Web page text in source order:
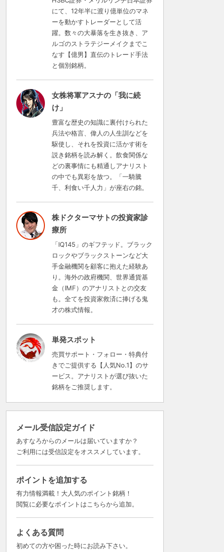
にて、12年半に渡り億単位のマネ
ーを動かすトレーダーとして活
躍。数々の大暴落を生き抜き、ア
ルゴのストラテジーメイクまでこ
なす【億男】直伝のトレード手法
と個別銘柄。
女株将軍アスナの「我に続
け」
豊富な歴史の知識に裏付けられた
兵法や格言、偉人の人生訓などを
駆使し、それを投資に活かす術を
説き銘柄を読み解く。飲食関係な
どの裏事情にも精通しアナリスト
の中でも異彩を放つ。「一騎騰
千、利食い千人力」が座右の銘。
株ドクターマサトの投資家診
療所
「IQ145」のギフテッド。ブラック
ロックやブラックストーンなど大
手金融機関を顧客に抱えた経験あ
り。海外の政府機関、世界通貨基
金（IMF）のアナリストとの交友
も。全てを投資家救済に捧げる鬼
才の株式情報。
単発スポット
売買サポート・フォロー・特典付
きでご提供する【人気No.1】のサ
ービス。アナリストが選び抜いた
銘柄をご推奨します。
メール受信設定ガイド
あすなろからのメールは届いていますか？
ご利用には受信設定をオススメしています。
ポイントを追加する
有力情報満載！大人気のポイント銘柄！
閲覧に必要なポイントはこちらから追加。
よくある質問
初めての方や困った時にお読み下さい。